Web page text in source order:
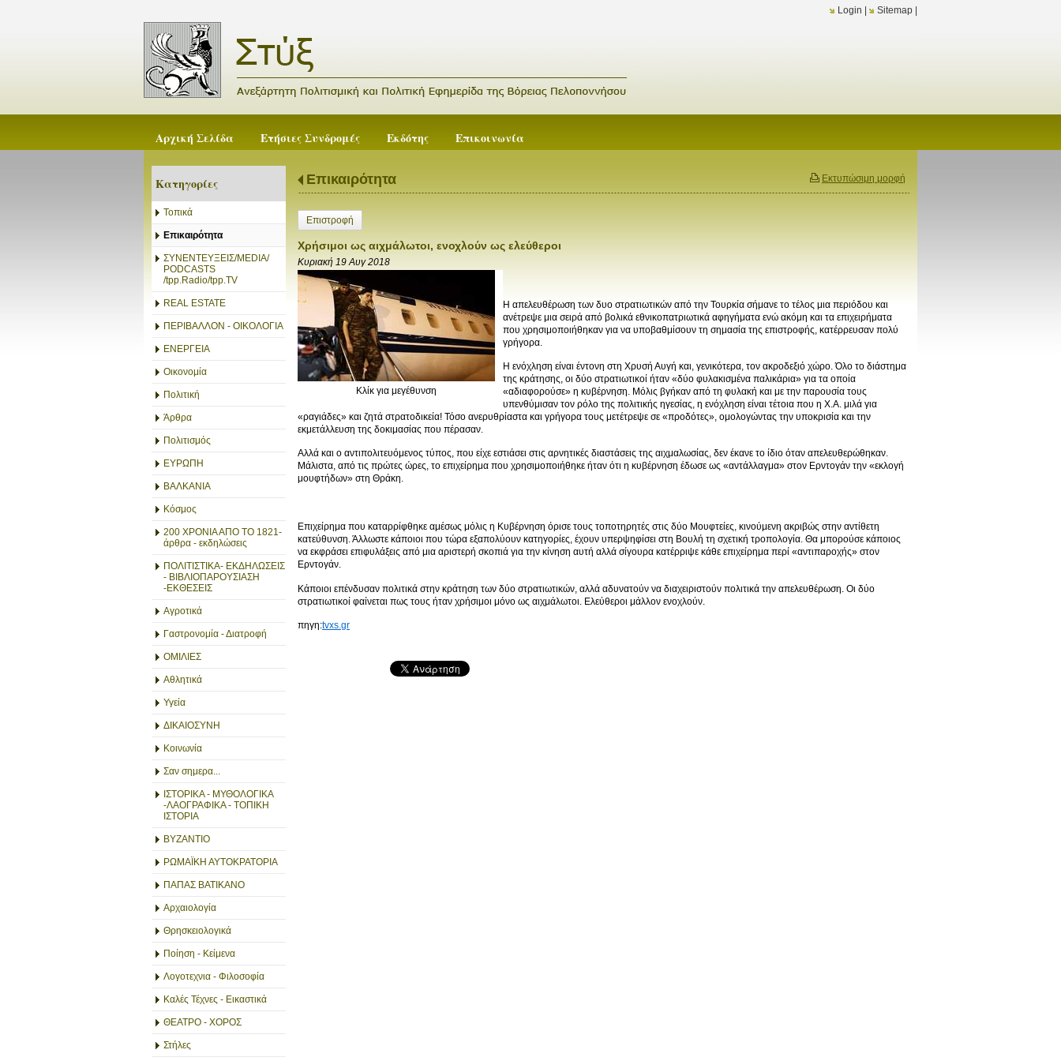
Login Sitemap
Αρχική Σελίδα Ετήσιες Συνδρομές Εκδότης Επικοινωνία
Κατηγορίες
Τοπικά
Επικαιρότητα
ΣΥΝΕΝΤΕΥΞΕΙΣ/MEDIA/
PODCASTS
/tpp.Radio/tpp.TV
REAL ESTATE
ΠΕΡΙΒΑΛΛΟΝ - ΟΙΚΟΛΟΓΙΑ
ΕΝΕΡΓΕΙΑ
Οικονομία
Πολιτική
Άρθρα
Πολιτισμός
ΕΥΡΩΠΗ
ΒΑΛΚΑΝΙΑ
Κόσμος
200 ΧΡΟΝΙΑ ΑΠΟ ΤΟ 1821-
άρθρα - εκδηλώσεις
ΠΟΛΙΤΙΣΤΙΚΑ- ΕΚΔΗΛΩΣΕΙΣ
- ΒΙΒΛΙΟΠΑΡΟΥΣΙΑΣΗ
-ΕΚΘΕΣΕΙΣ
Αγροτικά
Γαστρονομία - Διατροφή
ΟΜΙΛΙΕΣ
Αθλητικά
Υγεία
ΔΙΚΑΙΟΣΥΝΗ
Κοινωνία
Σαν σημερα...
ΙΣΤΟΡΙΚΑ - ΜΥΘΟΛΟΓΙΚΑ
-ΛΑΟΓΡΑΦΙΚΑ - ΤΟΠΙΚΗ
ΙΣΤΟΡΙΑ
ΒΥΖΑΝΤΙΟ
ΡΩΜΑΪΚΗ ΑΥΤΟΚΡΑΤΟΡΙΑ
ΠΑΠΑΣ ΒΑΤΙΚΑΝΟ
Αρχαιολογία
Θρησκειολογικά
Ποίηση - Κείμενα
Λογοτεχνια - Φιλοσοφία
Καλές Τέχνες - Εικαστικά
ΘΕΑΤΡΟ - ΧΟΡΟΣ
Στήλες
Εκτυπώσιμη μορφή
Επικαιρότητα
Επιστροφή
Χρήσιμοι ως αιχμάλωτοι, ενοχλούν ως ελεύθεροι
Κυριακή 19 Αυγ 2018
Κλίκ για μεγέθυνση
Η απελευθέρωση των δυο στρατιωτικών από την Τουρκία σήμανε το τέλος μια περιόδου και
ανέτρεψε μια σειρά από βολικά εθνικοπατριωτικά αφηγήματα ενώ ακόμη και τα επιχειρήματα
που χρησιμοποιήθηκαν για να υποβαθμίσουν τη σημασία της επιστροφής, κατέρρευσαν πολύ
γρήγορα.
Η ενόχληση είναι έντονη στη Χρυσή Αυγή και, γενικότερα, τον ακροδεξιό χώρο. Όλο το διάστημα
της κράτησης, οι δύο στρατιωτικοί ήταν «δύο φυλακισμένα παλικάρια» για τα οποία
«αδιαφορούσε» η κυβέρνηση. Μόλις βγήκαν από τη φυλακή και με την παρουσία τους
υπενθύμισαν τον ρόλο της πολιτικής ηγεσίας, η ενόχληση είναι τέτοια που η Χ.Α. μιλά για
«ραγιάδες» και ζητά στρατοδικεία! Τόσο ανερυθρίαστα και γρήγορα τους μετέτρεψε σε «προδότες», ομολογώντας την υποκρισία και την
εκμετάλλευση της δοκιμασίας που πέρασαν.
Αλλά και ο αντιπολιτευόμενος τύπος, που είχε εστιάσει στις αρνητικές διαστάσεις της αιχμαλωσίας, δεν έκανε το ίδιο όταν απελευθερώθηκαν.
Μάλιστα, από τις πρώτες ώρες, το επιχείρημα που χρησιμοποιήθηκε ήταν ότι η κυβέρνηση έδωσε ως «αντάλλαγμα» στον Ερντογάν την «εκλογή
μουφτήδων» στη Θράκη.
Επιχείρημα που καταρρίφθηκε αμέσως μόλις η Κυβέρνηση όρισε τους τοποτηρητές στις δύο Μουφτείες, κινούμενη ακριβώς στην αντίθετη
κατεύθυνση. Άλλωστε κάποιοι που τώρα εξαπολύουν κατηγορίες, έχουν υπερψηφίσει στη Βουλή τη σχετική τροπολογία. Θα μπορούσε κάποιος
να εκφράσει επιφυλάξεις από μια αριστερή σκοπιά για την κίνηση αυτή αλλά σίγουρα κατέρριψε κάθε επιχείρημα περί «αντιπαροχής» στον
Ερντογάν.
Κάποιοι επένδυσαν πολιτικά στην κράτηση των δύο στρατιωτικών, αλλά αδυνατούν να διαχειριστούν πολιτικά την απελευθέρωση. Οι δύο
στρατιωτικοί φαίνεται πως τους ήταν χρήσιμοι μόνο ως αιχμάλωτοι. Ελεύθεροι μάλλον ενοχλούν.
πηγη:tvxs.gr